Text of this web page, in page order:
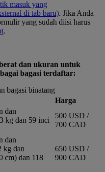
masuk yang
di tab baru). Jika Anda
yang sudah diisi harus
.
dan ukuran untuk
bagasi terdaftar:
bagasi binatang
Harga
dan
kg dan 59 inci
500 USD /
700 CAD
dan
kg dan
cm) dan 118
650 USD /
900 CAD